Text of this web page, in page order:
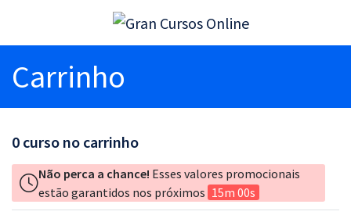
Carrinho
0 curso no carrinho
Não perca a chance! Esses valores promocionais
estão garantidos nos próximos 15m 00s